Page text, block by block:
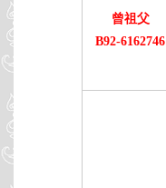
曾祖父
B92-6162746